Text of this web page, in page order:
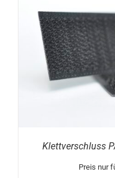
Klettverschluss
Preis nur